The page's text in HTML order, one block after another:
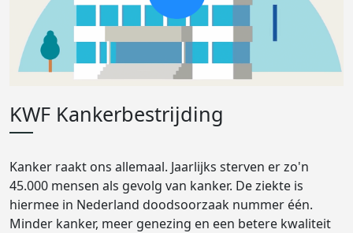
KWF Kankerbestrijding
Kanker raakt ons allemaal. Jaarlijks sterven er zo'n
45.000 mensen als gevolg van kanker. De ziekte is
hiermee in Nederland doodsoorzaak nummer één.
Minder kanker, meer genezing en een betere kwaliteit